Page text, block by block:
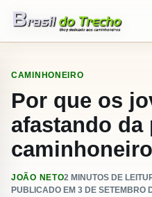
CAMINHONEIRO
Por que os
afastando
JOÃO NETO2 MINUTOS DE
PUBLICADO EM 3 DE SETEMBRO